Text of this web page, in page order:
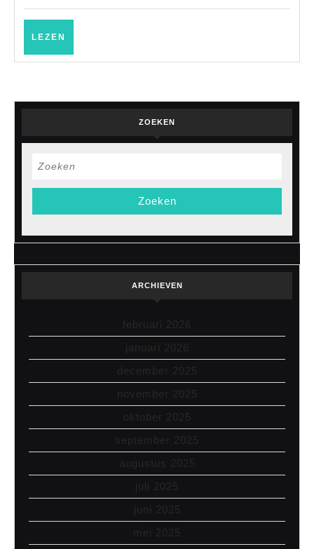
verbeteren
LEZEN
ZOEKEN
Zoek
ARCHIEVEN
februari 2026
januari 2026
december 2025
november 2025
oktober 2025
september 2025
augustus 2025
juli 2025
juni 2025
mei 2025